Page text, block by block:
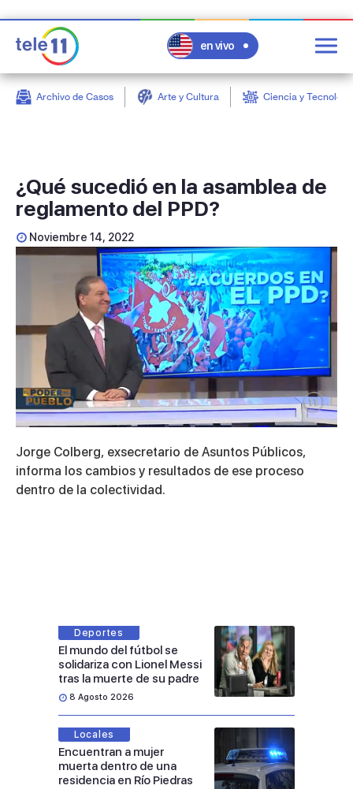
en vivo
Archivo de Casos Arte y Cultura Ciencia y
¿Qué sucedió en la asamblea de
reglamento del PPD?
Noviembre 14, 2022
seconds
of
5
minutes,
38
Jorge Colberg, exsecretario de Asuntos Públicos,
informa los cambios y resultados de ese proceso
dentro de la colectividad.
Deportes
El mundo del fútbol se
solidariza con Lionel Messi
tras la muerte de su padre
8 Agosto 2026
Locales
Encuentran a mujer
muerta dentro de una
residencia en Río Piedras
post